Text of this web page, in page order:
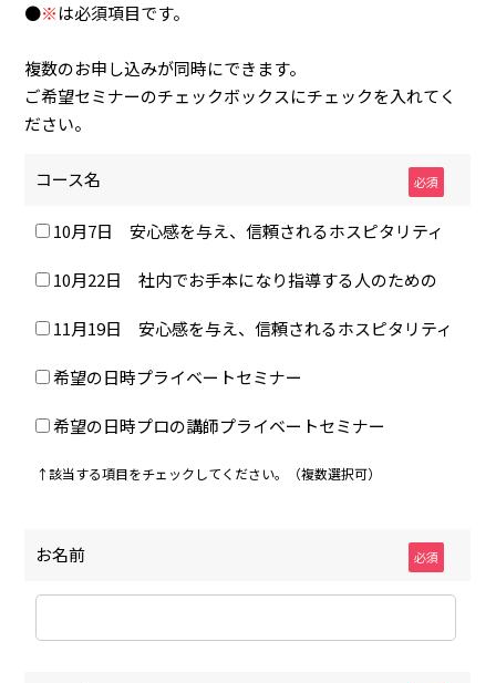
●※は必須項目です。
複数のお申し込みが同時にできます。
ご希望セミナーのチェックボックスにチェックを入れてく
ださい。
コース名 必須
10月7日 安心感を与え、信頼されるホスピタリティ
10月22日 社内でお手本になり指導する人のための
11月19日 安心感を与え、信頼されるホスピタリティ
希望の日時プライベートセミナー
希望の日時プロの講師プライベートセミナー
↑該当する項目をチェックしてください。（複数選択可）
お名前 必須